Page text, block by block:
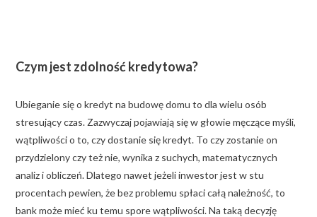
Czym jest zdolność kredytowa?
Ubieganie się o kredyt na budowę domu to dla wielu osób
stresujący czas. Zazwyczaj pojawiają się w głowie męczące myśli,
wątpliwości o to, czy dostanie się kredyt. To czy zostanie on
przydzielony czy też nie, wynika z suchych, matematycznych
analiz i obliczeń. Dlatego nawet jeżeli inwestor jest w stu
procentach pewien, że bez problemu spłaci całą należność, to
bank może mieć ku temu spore wątpliwości. Na taką decyzję